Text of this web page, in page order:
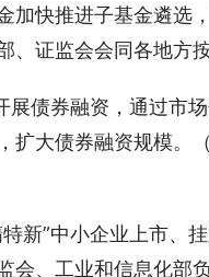
加快推进子基金遴选
证监会会同各地方
展债券融资，通过市
扩大债券融资规模。
新”中小企业上市、
、工业和信息化部负